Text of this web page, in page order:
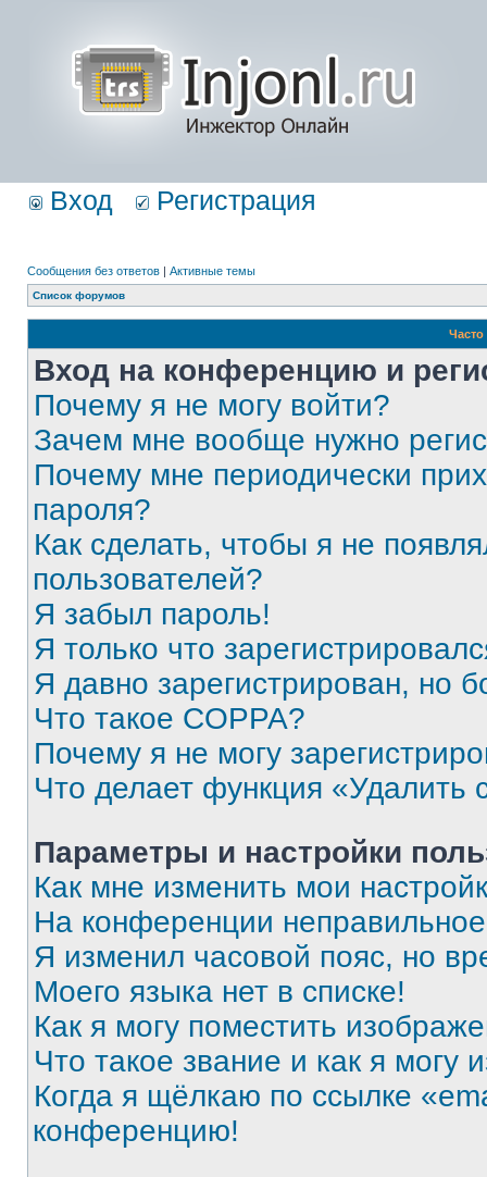
Вход Регистрация
Сообщения без ответов | Активные темы
Список форумов
Вход на конференцию и
Почему я не могу войти?
Зачем мне вообще нужно
Почему мне периодически
пароля?
Как сделать, чтобы я не
пользователей?
Я забыл пароль!
Я только что
Я давно зарегистрирован, но
Что такое COPPA?
Почему я не могу
Что делает функция «Удалить
Параметры и настройки
Как мне изменить мои
На конференции
Я изменил часовой пояс, но
Моего языка нет в списке!
Как я могу поместить
Что такое звание и как я могу
Когда я щёлкаю по ссылке
конференцию!